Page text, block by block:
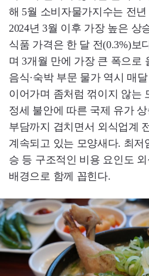
해 5월 소비자물가지수는 전
2024년 3월 이후 가장 높은 상
식품 가격은 한 달 전(0.3%)보
며 3개월 만에 가장 큰 폭으로
음식·숙박 부문 물가 역시 매
이어가며 좀처럼 꺾이지 않는
정세 불안에 따른 국제 유가
부담까지 겹치면서 외식업계
계속되고 있는 모양새다. 최저
승 등 구조적인 비용 요인도
배경으로 함께 꼽힌다.